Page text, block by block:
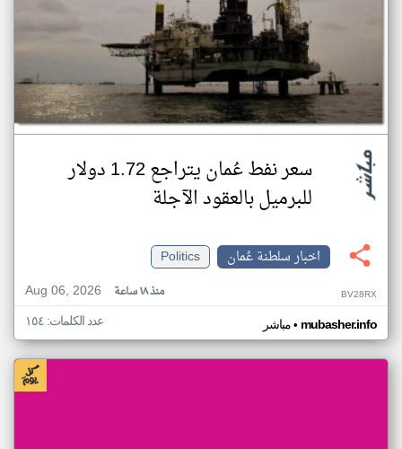
سعر نفط عُمان يتراجع 1.72 دولار
للبرميل بالعقود الآجلة
اخبار سلطنة عُمان
Politics
Aug 06, 2026
منذ ١٨ ساعة BV28RX
مباشر• mubasher.info عدد الكلمات: ١٥٤